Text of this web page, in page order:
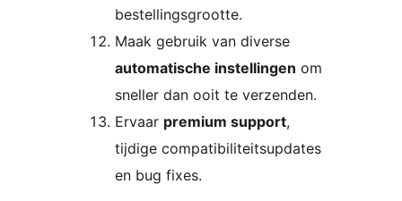
bestellingsgrootte.
Maak gebruik van diverse
automatische instellingen om
sneller dan ooit te verzenden.
Ervaar premium support,
tijdige compatibiliteitsupdates
en bug fixes.